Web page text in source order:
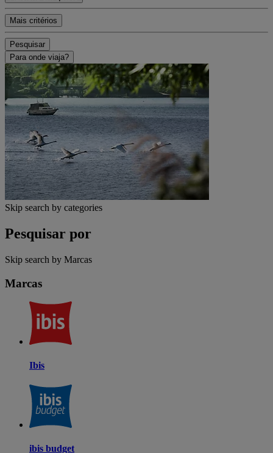
Mais critérios
Pesquisar
Para onde viaja?
Skip search by categories
Pesquisar por
Skip search by Marcas
Marcas
Ibis
ibis budget